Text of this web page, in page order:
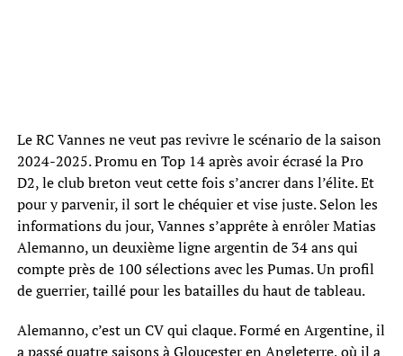
Le RC Vannes ne veut pas revivre le scénario de la saison
2024-2025. Promu en Top 14 après avoir écrasé la Pro
D2, le club breton veut cette fois s’ancrer dans l’élite. Et
pour y parvenir, il sort le chéquier et vise juste. Selon les
informations du jour, Vannes s’apprête à enrôler Matias
Alemanno, un deuxième ligne argentin de 34 ans qui
compte près de 100 sélections avec les Pumas. Un profil
de guerrier, taillé pour les batailles du haut de tableau.
Alemanno, c’est un CV qui claque. Formé en Argentine, il
a passé quatre saisons à Gloucester en Angleterre, où il a